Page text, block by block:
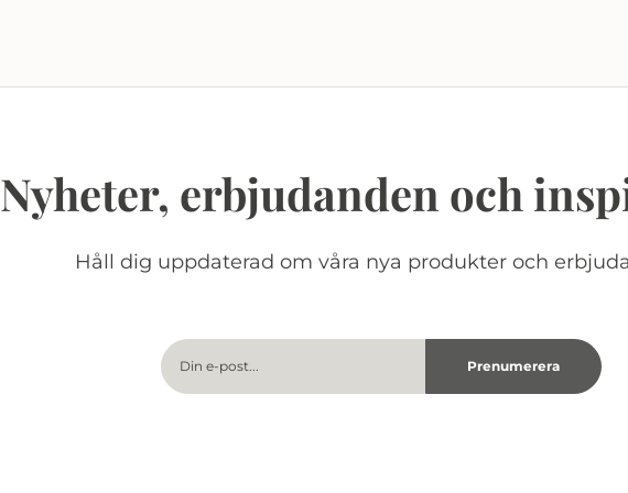
Nyheter, erbjudanden och
Håll dig uppdaterad om våra nya produkter och